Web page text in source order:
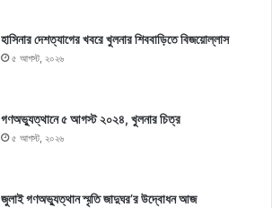
হাসিনার দেশত্যাগের খবরে খুলনার শিববাড়িতে বিজয়োল্লাস
৫ আগস্ট, ২০২৬
গণঅভ্যুত্থানে ৫ আগস্ট ২০২৪, খুলনার চিত্র
৫ আগস্ট, ২০২৬
জুলাই গণঅভ্যুত্থান স্মৃতি জাদুঘর’র উদ্বোধন আজ